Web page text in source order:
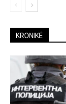
KRONIKË